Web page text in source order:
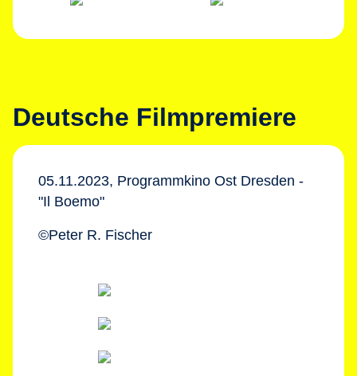
Deutsche Filmpremiere
05.11.2023, Programmkino Ost Dresden -
"Il Boemo"
©Peter R. Fischer